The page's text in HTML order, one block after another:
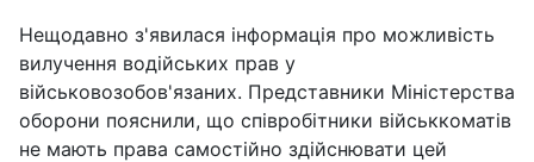
Нещодавно з'явилася інформація про можливість
вилучення водійських прав у
військовозобов'язаних. Представники Міністерства
оборони пояснили, що співробітники військкоматів
не мають права самостійно здійснювати цей